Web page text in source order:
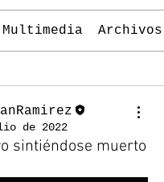
Multimedia Archivos
de 2022
sintiéndose muerto